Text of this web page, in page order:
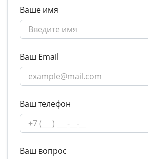
Ваше имя
Ваш Email
Ваш телефон
Ваш вопрос